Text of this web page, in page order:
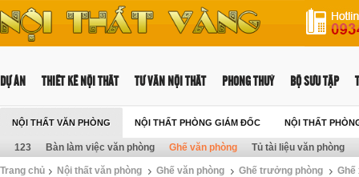
DỰ ÁN THIẾT KẾ NỘI THẤT TƯ VẤN NỘI THẤT PHONG THUỶ BỘ SƯU TẬP
NỘI THẤT VĂN PHÒNG NỘI THẤT PHÒNG GIÁM ĐỐC NỘI THẤT
123 Bàn làm việc văn phòng Ghế văn phòng Tủ tài liệu văn phòng
Trang chủ Nội thất văn phòng Ghế văn phòng Ghế trưởng phòng Ghế